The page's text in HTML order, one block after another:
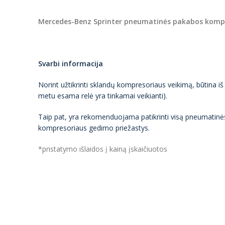
Mercedes-Benz Sprinter pneumatinės pakabos
Svarbi informacija
Norint užtikrinti sklandų kompresoriaus veikimą, būtina
metu esama relė yra tinkamai veikianti).
Taip pat, yra rekomenduojama patikrinti visą
kompresoriaus gedimo priežastys.
*pristatymo išlaidos į kainą įskaičiuotos